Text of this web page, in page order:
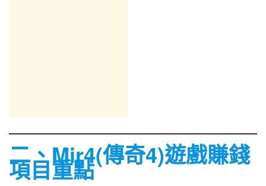
二、Mir4(傳奇4)遊戲賺錢
項目重點